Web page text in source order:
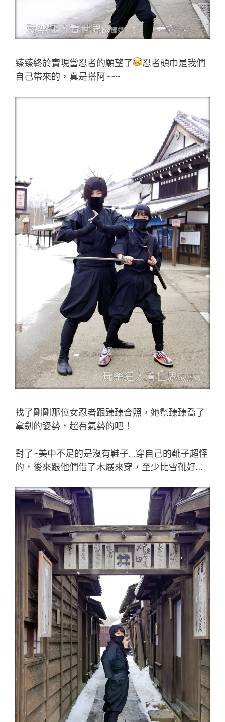
臻臻終於實現當忍者的願望了
忍者頭巾是我們
自己帶來的，真是搭阿~~~
找了剛剛那位女忍者跟臻臻合照，她幫臻臻喬了
拿劍的姿勢，超有氣勢的吧！
對了~美中不足的是沒有鞋子…穿自己的靴子超怪
的，後來跟他們借了木屐來穿，至少比雪靴好…